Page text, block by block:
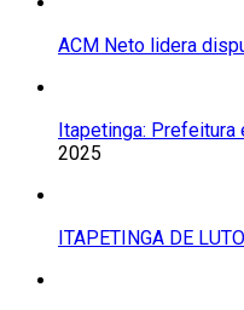
ACM Neto lidera
Itapetinga: Prefeitura
2025
ITAPETINGA DE